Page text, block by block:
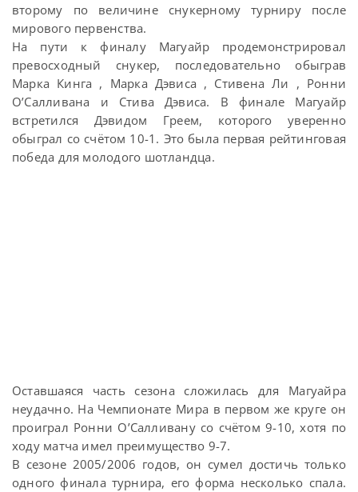
второму по величине снукерному турниру после
мирового первенства.
На пути к финалу Магуайр продемонстрировал
превосходный снукер, последовательно обыграв
Марка Кинга , Марка Дэвиса , Стивена Ли , Ронни
О’Салливана и Стива Дэвиса. В финале Магуайр
встретился Дэвидом Греем, которого уверенно
обыграл со счётом 10-1. Это была первая рейтинговая
победа для молодого шотландца.
Оставшаяся часть сезона сложилась для Магуайра
неудачно. На Чемпионате Мира в первом же круге он
проиграл Ронни О’Салливану со счётом 9-10, хотя по
ходу матча имел преимущество 9-7.
В сезоне 2005/2006 годов, он сумел достичь только
одного финала турнира, его форма несколько спала.